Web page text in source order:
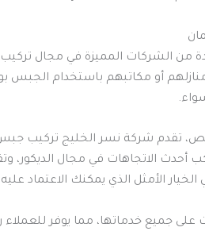
من الشركات المميزة في مجال
أو مكاتبهم باستخدام الجبس
شركة نسر الخليج تركيب جبس
أحدث الاتجاهات في مجال
الأمثل الذي يمكنك الاعتماد عليه.
جميع خدماتها، مما يوفر للعملاء